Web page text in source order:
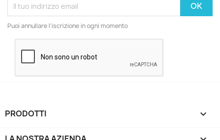
Puoi annullare l'iscrizione in ogni momento
PRODOTTI 